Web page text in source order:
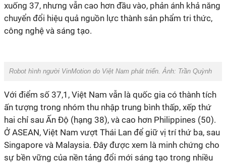
xuống 37, nhưng vẫn cao hơn đầu vào, phản ánh khả năng
chuyển đổi hiệu quả nguồn lực thành sản phẩm tri thức,
công nghệ và sáng tạo.
Robot hình người VinMotion do Việt Nam phát triển. Ảnh: Trần Quỳnh
Với điểm số 37,1, Việt Nam vẫn là quốc gia có thành tích
ấn tượng trong nhóm thu nhập trung bình thấp, xếp thứ
hai chỉ sau Ấn Độ (hạng 38), và cao hơn Philippines (50).
Ở ASEAN, Việt Nam vượt Thái Lan để giữ vị trí thứ ba, sau
Singapore và Malaysia. Đây được xem là minh chứng cho
sự bền vững của nền tảng đổi mới sáng tạo trong nhiều